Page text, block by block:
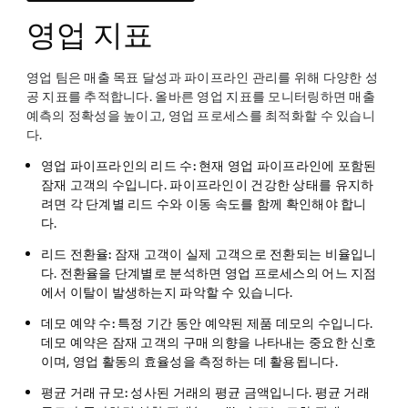
영업 지표
영업 팀은 매출 목표 달성과 파이프라인 관리를 위해 다양한 성
공 지표를 추적합니다. 올바른 영업 지표를 모니터링하면 매출
예측의 정확성을 높이고, 영업 프로세스를 최적화할 수 있습니
다.
영업 파이프라인의 리드 수:현재 영업 파이프라인에 포함된
잠재 고객의 수입니다. 파이프라인이 건강한 상태를 유지하
려면 각 단계별 리드 수와 이동 속도를 함께 확인해야 합니
다.
리드 전환율: 잠재 고객이 실제 고객으로 전환되는 비율입니
다. 전환율을 단계별로 분석하면 영업 프로세스의 어느 지점
에서 이탈이 발생하는지 파악할 수 있습니다.
데모 예약 수:특정 기간 동안 예약된 제품 데모의 수입니다.
데모 예약은 잠재 고객의 구매 의향을 나타내는 중요한 신호
이며, 영업 활동의 효율성을 측정하는 데 활용됩니다.
평균 거래 규모: 성사된 거래의 평균 금액입니다. 평균 거래